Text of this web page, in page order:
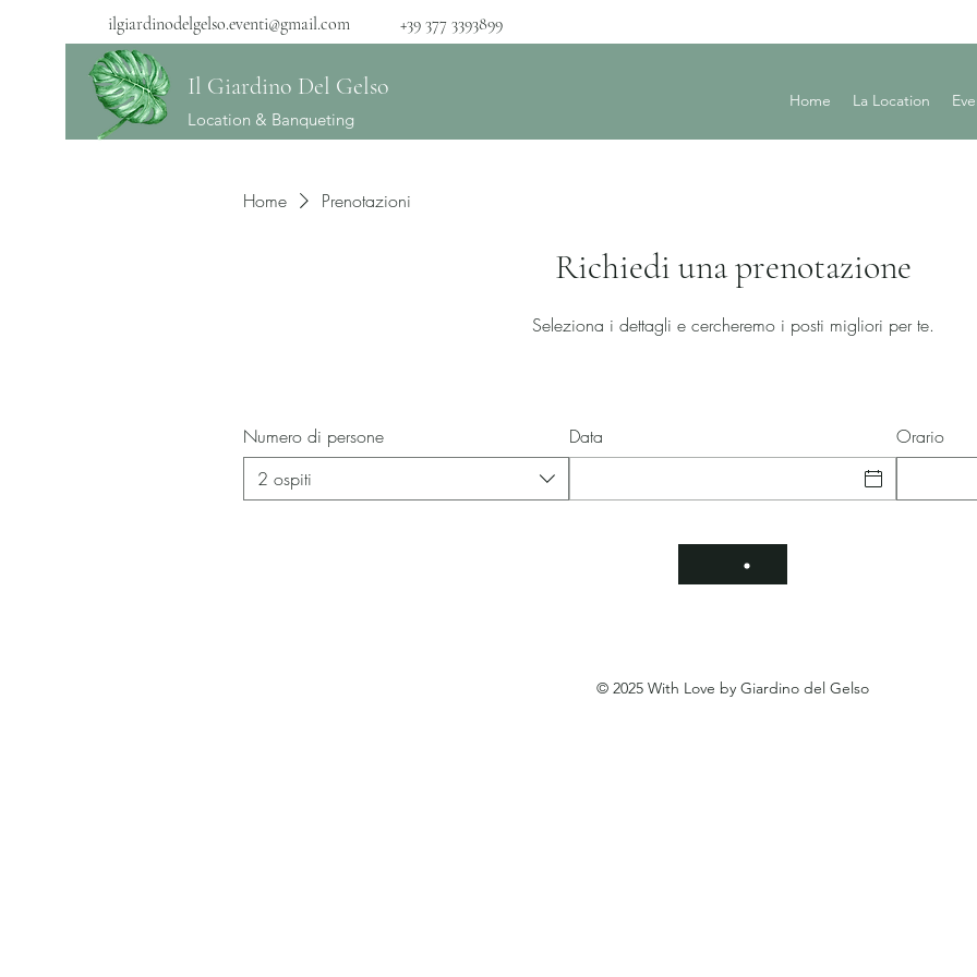
ilgiardinodelgelso.eventi@gmail.com +39 377 3393899
Il Giardino Del Gelso
Location & Banqueting
Home La Location
Home Prenotazioni
Richiedi una prenotazione
Seleziona i dettagli e cercheremo i posti migliori per te.
Numero di persone
2 ospiti
Data Orario
© 2025 With Love by Giardino del Gelso